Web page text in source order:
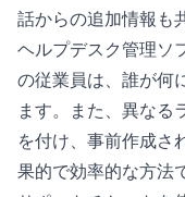
話からの追加情報も
ヘルプデスク管理ソ
の従業員は、誰が何
ます。また、異なる
を付け、事前作成さ
果的で効率的な方法